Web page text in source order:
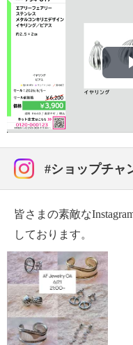
・中国製
#ショップチャ
皆さまの素敵な
しております。